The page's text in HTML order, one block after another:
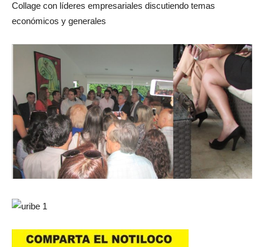
Collage con líderes empresariales discutiendo temas
económicos y generales